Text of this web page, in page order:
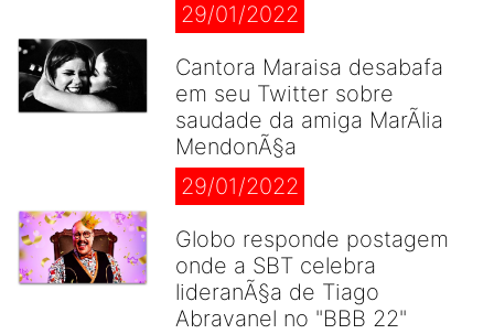
29/01/2022
Cantora Maraisa desabafa
em seu Twitter sobre
saudade da amiga MarÃ­lia
MendonÃ§a
29/01/2022
Globo responde postagem
onde a SBT celebra
lideranÃ§a de Tiago
Abravanel no "BBB 22"